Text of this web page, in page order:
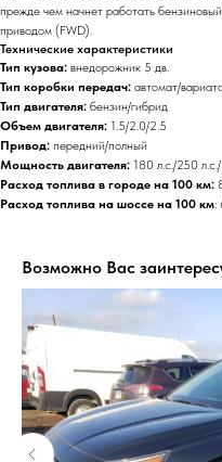
прежде чем начнет работать
приводом (FWD).
Технические характеристики
Тип кузова: внедорожник 5 дв.
Тип коробки передач: автомат/
Тип двигателя: бензин/гибрид
Объем двигателя: 1.5/2.0/2.5
Привод: передний/полный
Мощность двигателя: 180 л.с./250
Расход топлива в городе на 100 км:
Расход топлива на шоссе на 100 км:
Возможно Вас